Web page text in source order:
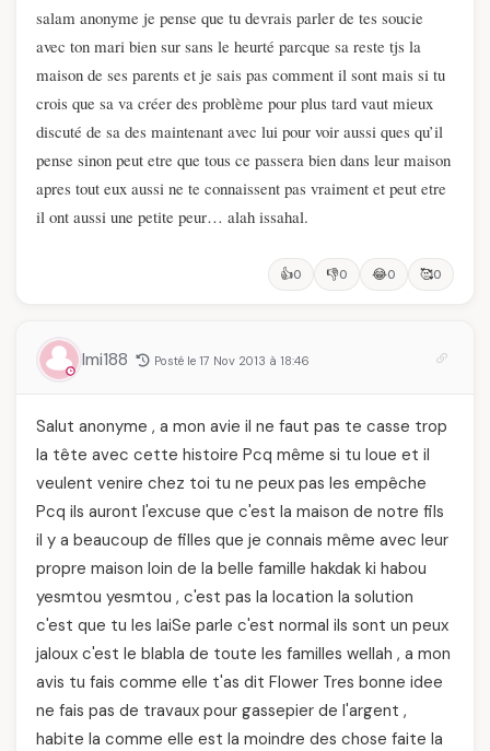
salam anonyme je pense que tu devrais parler de tes soucie
avec ton mari bien sur sans le heurté parcque sa reste tjs la
maison de ses parents et je sais pas comment il sont mais si tu
crois que sa va créer des problème pour plus tard vaut mieux
discuté de sa des maintenant avec lui pour voir aussi ques qu’il
pense sinon peut etre que tous ce passera bien dans leur maison
apres tout eux aussi ne te connaissent pas vraiment et peut etre
il ont aussi une petite peur… alah issahal.
👍0 👎0 😂0 🥰0
Imi188 Posté le 17 Nov 2013 à 18:46
Salut anonyme , a mon avie il ne faut pas te casse trop
la tête avec cette histoire Pcq même si tu loue et il
veulent venire chez toi tu ne peux pas les empêche
Pcq ils auront l'excuse que c'est la maison de notre fils
il y a beaucoup de filles que je connais même avec leur
propre maison loin de la belle famille hakdak ki habou
yesmtou yesmtou , c'est pas la location la solution
c'est que tu les laiSe parle c'est normal ils sont un peux
jaloux c'est le blabla de toute les familles wellah , a mon
avis tu fais comme elle t'as dit Flower Tres bonne idee
ne fais pas de travaux pour gassepier de l'argent ,
habite la comme elle est la moindre des chose faite la